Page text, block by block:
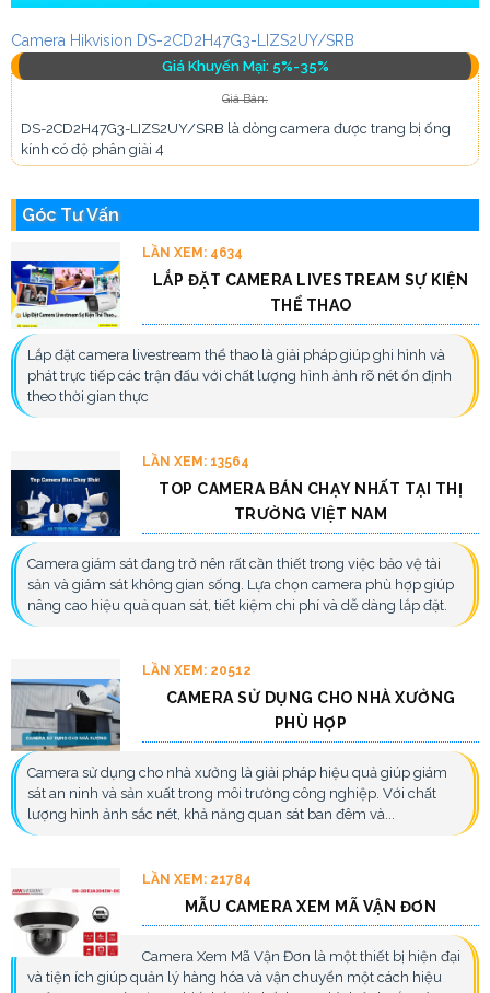
Camera Hikvision DS-2CD2H47G3-LIZS2UY/SRB
Giá Khuyến Mại: 5%-35%
Giá Bán:
DS-2CD2H47G3-LIZS2UY/SRB là dòng camera được trang bị ống
kính có độ phân giải 4
Góc Tư Vấn
LẦN XEM: 4634
LẮP ĐẶT CAMERA LIVESTREAM SỰ KIỆN
THỂ THAO
Lắp đặt camera livestream thể thao là giải pháp giúp ghi hình và
phát trực tiếp các trận đấu với chất lượng hình ảnh rõ nét ổn định
theo thời gian thực
LẦN XEM: 13564
TOP CAMERA BÁN CHẠY NHẤT TẠI THỊ
TRƯỜNG VIỆT NAM
Camera giám sát đang trở nên rất cần thiết trong việc bảo vệ tài
sản và giám sát không gian sống. Lựa chọn camera phù hợp giúp
nâng cao hiệu quả quan sát, tiết kiệm chi phí và dễ dàng lắp đặt.
LẦN XEM: 20512
CAMERA SỬ DỤNG CHO NHÀ XƯỞNG
PHÙ HỢP
Camera sử dụng cho nhà xưởng là giải pháp hiệu quả giúp giám
sát an ninh và sản xuất trong môi trường công nghiệp. Với chất
lượng hình ảnh sắc nét, khả năng quan sát ban đêm và...
LẦN XEM: 21784
MẪU CAMERA XEM MÃ VẬN ĐƠN
Camera Xem Mã Vận Đơn là một thiết bị hiện đại
và tiện ích giúp quản lý hàng hóa và vận chuyển một cách hiệu